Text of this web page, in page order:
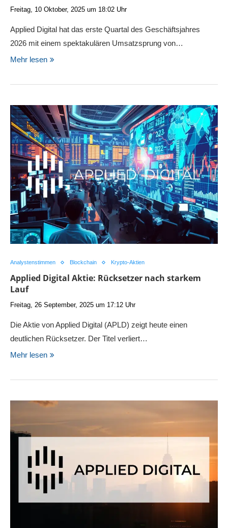
Freitag, 10 Oktober, 2025 um 18:02 Uhr
Applied Digital hat das erste Quartal des Geschäftsjahres
2026 mit einem spektakulären Umsatzsprung von…
Mehr lesen
Analystenstimmen Blockchain Krypto-Aktien
Applied Digital Aktie: Rücksetzer nach starkem
Lauf
Freitag, 26 September, 2025 um 17:12 Uhr
Die Aktie von Applied Digital (APLD) zeigt heute einen
deutlichen Rücksetzer. Der Titel verliert…
Mehr lesen